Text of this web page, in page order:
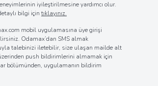
iyileştirilmesine yardımcı olur.
bilgi için tıklayınız.
mobil uygulamasına üye girişi
Odamax’dan SMS almak
talebinizi iletebilir, size ulaşan mailde alt
push bildirimlerini almamak için
bölümünden, uygulamanın bildirim